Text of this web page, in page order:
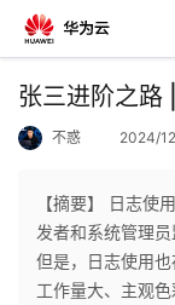
返
个
张三进阶之路
不惑 2024/
【摘要】 日志使
发者和系统管理
但是，日志使用
工作量大、主观